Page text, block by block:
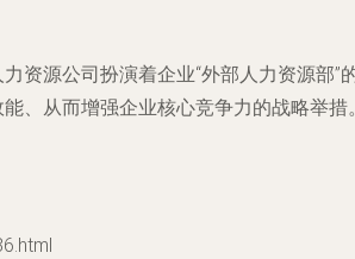
资源公司扮演着企业“外部人力资源部
、从而增强企业核心竞争力的战略举